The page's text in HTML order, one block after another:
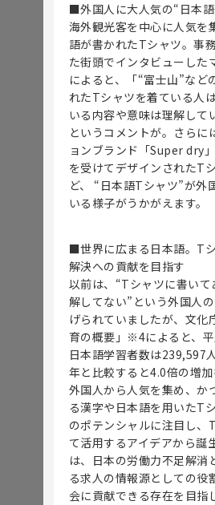
■外国人に大人気の“日本
海外観光客を中心に人気を
語が書かれたTシャツ。事
た街頭でインタビューした
によると、「“富士山”など
れたTシャツを着ている人
いる内容や意味は理解して
というコメントが。さらに
ョンブランド「Super dry
を受けてデザインされたT
ど、 “日本語Tシャツ”が外
いる様子がうかがえます。
■世界に広まる日本語。T
解決への貢献を目指す
以前は、“Tシャツに書い
解してない”という外国人
げられていましたが、文化
育の概要」※4によると、
日本語学習者数は239,597
年と比較すると4.0倍の増加
外国人から人気を集め、か
る漢字や日本語を用いたT
のポテンシャルに注目し、
て活用するアイデアから誕
は、日本の労働力不足解消
る求人の情報源としての役
会に貢献できる存在を目指